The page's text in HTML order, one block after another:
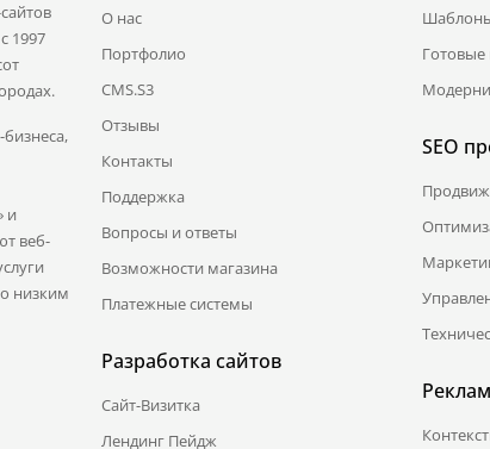
1997
и
веб-
низким
О нас
Портфолио
CMS.S3
Отзывы
Контакты
Поддержка
Вопросы и ответы
Возможности магазина
Платежные системы
Разработка сайтов
Сайт-Визитка
Лендинг Пейдж
Готовые
SEO